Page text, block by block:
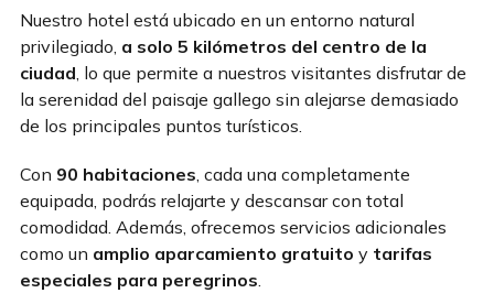
Nuestro hotel está ubicado en un entorno natural
privilegiado, a solo 5 kilómetros del centro de la
ciudad, lo que permite a nuestros visitantes disfrutar de
la serenidad del paisaje gallego sin alejarse demasiado
de los principales puntos turísticos.
Con 90 habitaciones, cada una completamente
equipada, podrás relajarte y descansar con total
comodidad. Además, ofrecemos servicios adicionales
como un amplio aparcamiento gratuito y tarifas
especiales para peregrinos.